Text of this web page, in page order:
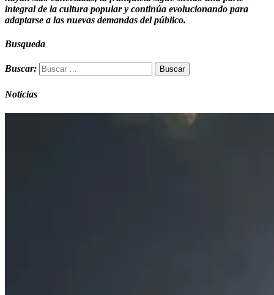
integral de la cultura popular y continúa evolucionando para
adaptarse a las nuevas demandas del público.
Busqueda
Buscar:
Noticias